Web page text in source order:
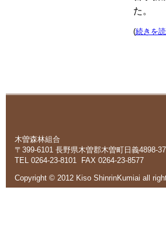
た。
(続きを
木曽森林組合
〒399-6101 長野県木曽郡木曽町日義4898-37
TEL 0264-23-8101 FAX 0264-23-8577
Copyright © 2012 Kiso ShinrinKumiai all